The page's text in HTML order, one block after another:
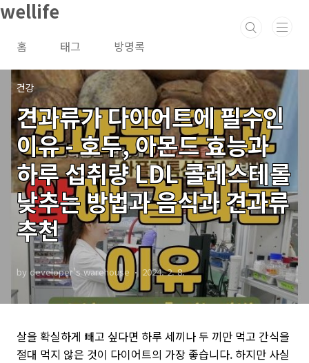
본문 바로가기
wellife
홈 태그 방명록
건강
견과류가 다이어트에 필수인
이유 - 호두, 아몬드 효능과
하루 섭취량 LDL 콜레스테롤
낮추는 방법과 음식과 견과류
추천
by developer's warehouse 2024. 2. 8.
살을 확실하게 빼고 싶다면 하루 세끼나 두 끼만 먹고 간식을
절대 먹지 않은 것이 다이어트의 가장 좋습니다. 하지만 사실